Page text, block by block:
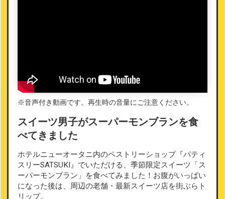
※音声付き動画です。再生時の音量にご注意ください。
スイーツ男子がスーパーモンブランを食
べてきました
ホテルニューオータニ内のペストリーショップ『パティ
スリーSATSUKI』でいただける、季節限定スイーツ「ス
ーパーモンブラン」を食べてみました！お腹がいっぱい
になった後は、周辺の老舗・最新スイーツ店を街ぶらト
リップ。